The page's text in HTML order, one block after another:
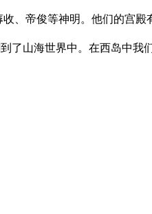
、帝俊等神明。他们的宫
了山海世界中。在西岛中